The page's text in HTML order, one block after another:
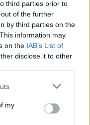
third parties prior to
of the further
by third parties on the
information may
on the IAB’s List of
disclose it to other
my